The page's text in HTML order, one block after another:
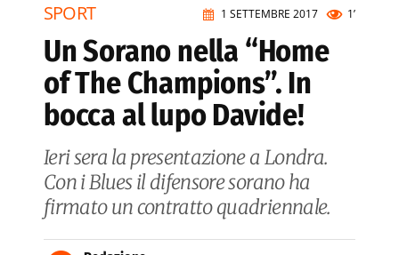
1 SETTEMBRE 2017 1’
SPORT
Un Sorano nella “Home
of The Champions”. In
bocca al lupo Davide!
Ieri sera la presentazione a Londra.
Con i Blues il difensore sorano ha
firmato un contratto quadriennale.